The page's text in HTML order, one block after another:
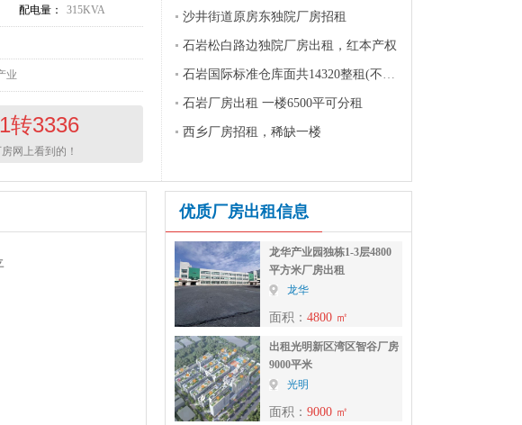
配电量： 315KVA
业
转3336
网上看到的！
沙井街道原房东独院厂房招租
石岩松白路边独院厂房出租，红本产权
石岩国际标准仓库面共14320整租(不分租)
石岩厂房出租 一楼6500平可分租
西乡厂房招租，稀缺一楼
优质厂房出租信息
面积： 4800 ㎡
龙华产业园独栋1-3层4800
平方米厂房出租
龙华
面积： 9000 ㎡
出租光明新区湾区智谷厂房
9000平米
光明